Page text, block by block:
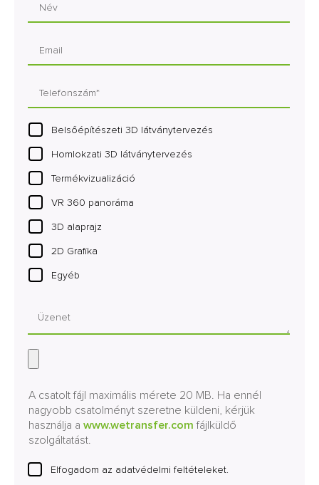
Belsőépítészeti 3D látványtervezés
Homlokzati 3D látványtervezés
Termékvizualizáció
VR 360 panoráma
3D alaprajz
2D Grafika
Egyéb
A csatolt fájl maximális mérete 20 MB. Ha ennél
nagyobb csatolményt szeretne küldeni, kérjük
használja a www.wetransfer.com fájlküldő
szolgáltatást.
Elfogadom az adatvédelmi feltételeket.